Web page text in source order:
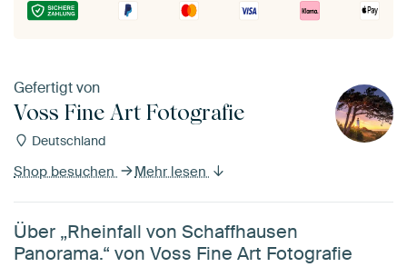
Gefertigt von
Voss Fine Art Fotografie
Deutschland
Shop besuchen Mehr lesen
Über „Rheinfall von Schaffhausen
Panorama.“ von Voss Fine Art Fotografie